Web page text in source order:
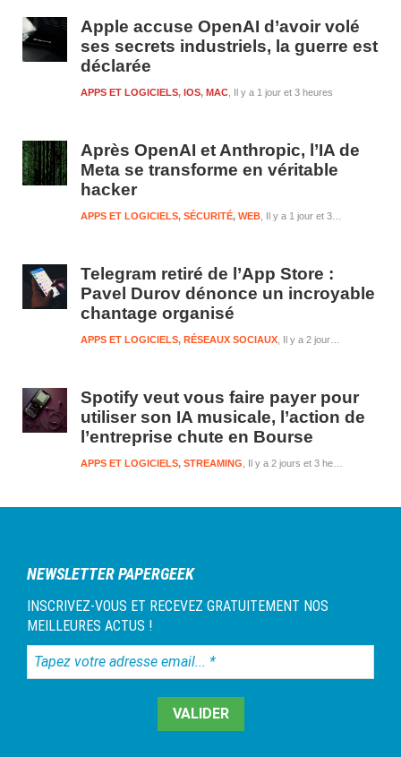
Apple accuse OpenAI d’avoir volé
ses secrets industriels, la guerre est
déclarée
Il y a 1 jour et 3 heures
APPS ET LOGICIELS, IOS, MAC
Après OpenAI et Anthropic, l’IA de
Meta se transforme en véritable
hacker
Il y a 1 jour et 3 heures
APPS ET LOGICIELS, SÉCURITÉ, WEB
Telegram retiré de l’App Store :
Pavel Durov dénonce un incroyable
chantage organisé
Il y a 2 jours et 3 heures
APPS ET LOGICIELS, RÉSEAUX SOCIAUX
Spotify veut vous faire payer pour
utiliser son IA musicale, l’action de
l’entreprise chute en Bourse
Il y a 2 jours et 3 heures
APPS ET LOGICIELS, STREAMING
NEWSLETTER PAPERGEEK
INSCRIVEZ-VOUS ET RECEVEZ GRATUITEMENT NOS
MEILLEURES ACTUS !
Tapez
votre